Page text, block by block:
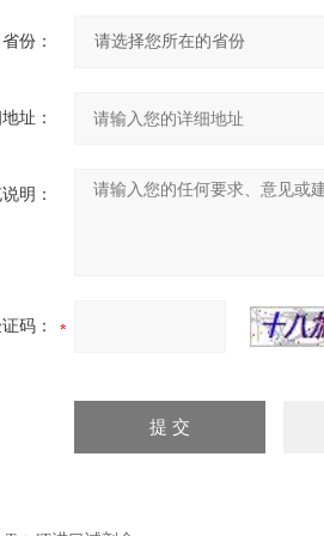
省份：
址：
明：
码：